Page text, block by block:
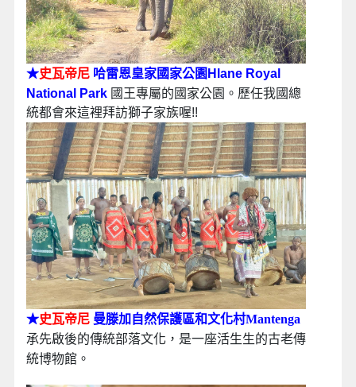
★史瓦帝尼 哈雷恩皇家國家公園Hlane Royal
National Park 國王專屬的國家公園。歷任我國總
統都會來這裡拜訪獅子家族喔!!
★史瓦帝尼 曼滕加自然保護區和文化村Mantenga
承先啟後的傳統部落文化，是一座活生生的古老傳
統博物館。